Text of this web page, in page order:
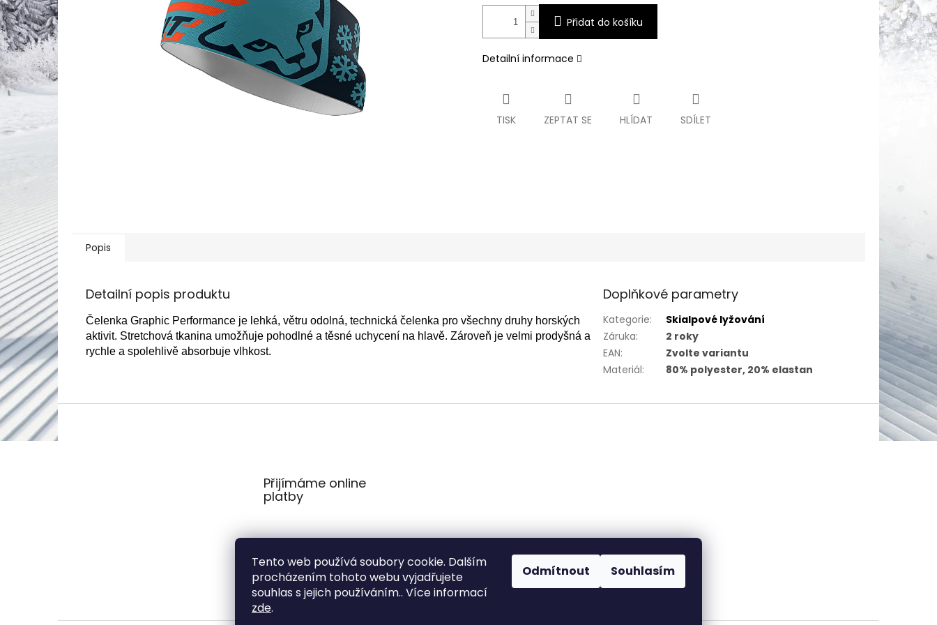
Tento web používá soubory cookie. Dalším
procházením tohoto webu vyjadřujete
souhlas s jejich používáním.. Více informací
zde.
Odmítnout Souhlasím
Přidat do košíku
Detailní informace
TISK ZEPTAT SE HLÍDAT SDÍLET
Popis
Detailní popis produktu
Čelenka Graphic Performance je lehká, větru odolná, technická čelenka pro všechny druhy horských
aktivit. Stretchová tkanina umožňuje pohodlné a těsné uchycení na hlavě. Zároveň je velmi prodyšná a
rychle a spolehlivě absorbuje vlhkost.
Doplňkové parametry
Kategorie:
Skialpové lyžování
Záruka:
2 roky
EAN:
Zvolte variantu
Materiál: 80% polyester, 20% elastan
Z
á
p
Přijímáme online
platby